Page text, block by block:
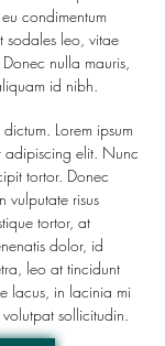
condimentum
sodales leo, vitae
nulla mauris,
id nibh.
Lorem ipsum
adipiscing elit. Nunc
tortor. Donec
vulputate risus
tortor, at
dolor, id
leo at tincidunt
lacus, in lacinia mi
sollicitudin.